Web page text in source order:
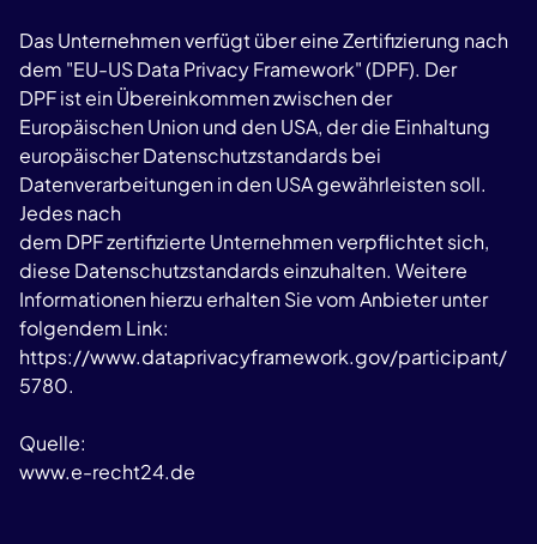
Das Unternehmen verfügt über eine Zertifizierung nach
dem "EU-US Data Privacy Framework" (DPF). Der
DPF ist ein Übereinkommen zwischen der
Europäischen Union und den USA, der die Einhaltung
europäischer Datenschutzstandards bei
Datenverarbeitungen in den USA gewährleisten soll.
Jedes nach
dem DPF zertifizierte Unternehmen verpflichtet sich,
diese Datenschutzstandards einzuhalten. Weitere
Informationen hierzu erhalten Sie vom Anbieter unter
folgendem Link:
https://www.dataprivacyframework.gov/participant/
5780.
Quelle:
www.e-recht24.de